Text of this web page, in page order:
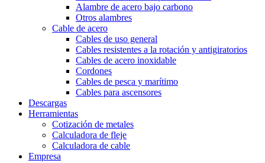
Alambre de acero bajo carbono
Otros alambres
Cable de acero
Cables de uso general
Cables resistentes a la rotación y antigiratorios
Cables de acero inoxidable
Cordones
Cables de pesca y marítimo
Cables para ascensores
Descargas
Herramientas
Cotización de metales
Calculadora de fleje
Calculadora de cable
Empresa